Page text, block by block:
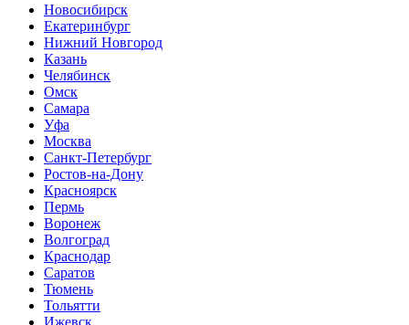
Новосибирск
Екатеринбург
Нижний Новгород
Казань
Челябинск
Омск
Самара
Уфа
Москва
Санкт-Петербург
Ростов-на-Дону
Красноярск
Пермь
Воронеж
Волгоград
Краснодар
Саратов
Тюмень
Тольятти
Ижевск